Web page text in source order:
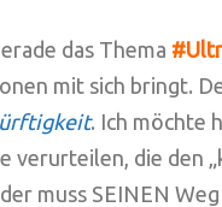
das Thema
mit sich bringt.
. Ich möchte
verurteilen, die den
muss SEINEN